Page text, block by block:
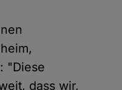
"Diese
dass wir,